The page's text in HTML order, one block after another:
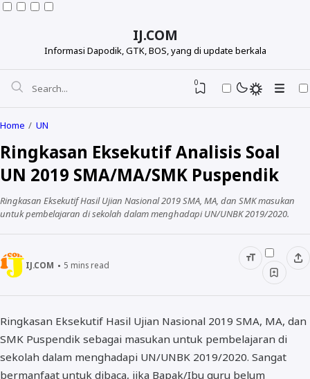
IJ.COM
Informasi Dapodik, GTK, BOS, yang di update berkala
Dapodikdasmen
Info GTK
BOS dan PIP
0
Home UN
Ringkasan Eksekutif Analisis Soal
UN 2019 SMA/MA/SMK Puspendik
Ringkasan Eksekutif Hasil Ujian Nasional 2019 SMA, MA, dan SMK masukan
untuk pembelajaran di sekolah dalam menghadapi UN/UNBK 2019/2020.
IJ.COM 5 mins read
Ringkasan Eksekutif Hasil Ujian Nasional 2019 SMA, MA, dan
SMK Puspendik sebagai masukan untuk pembelajaran di
sekolah dalam menghadapi UN/UNBK 2019/2020. Sangat
bermanfaat untuk dibaca, jika Bapak/Ibu guru belum